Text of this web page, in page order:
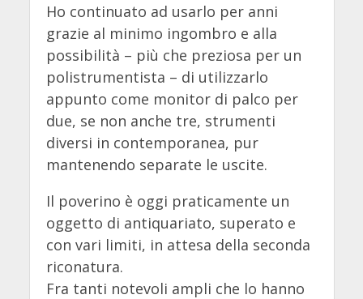
Ho continuato ad usarlo per anni
grazie al minimo ingombro e alla
possibilità – più che preziosa per un
polistrumentista – di utilizzarlo
appunto come monitor di palco per
due, se non anche tre, strumenti
diversi in contemporanea, pur
mantenendo separate le uscite.
Il poverino è oggi praticamente un
oggetto di antiquariato, superato e
con vari limiti, in attesa della seconda
riconatura.
Fra tanti notevoli ampli che lo hanno